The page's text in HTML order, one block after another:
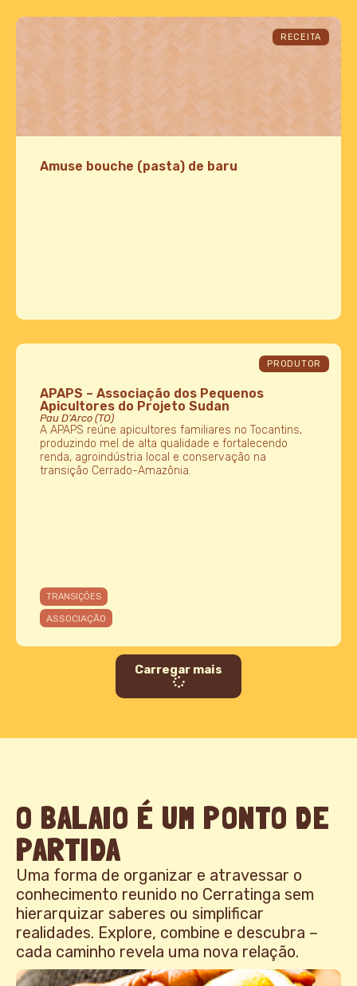
RECEITA
Amuse bouche (pasta) de baru
PRODUTOR
APAPS – Associação dos Pequenos
Apicultores do Projeto Sudan
Pau D’Arco (TO)
A APAPS reúne apicultores familiares no Tocantins,
produzindo mel de alta qualidade e fortalecendo
renda, agroindústria local e conservação na
transição Cerrado-Amazônia.
TRANSIÇÕES
ASSOCIAÇÃO
Carregar mais
O BALAIO É UM PONTO DE
PARTIDA
Uma forma de organizar e atravessar o
conhecimento reunido no Cerratinga sem
hierarquizar saberes ou simplificar
realidades. Explore, combine e descubra –
cada caminho revela uma nova relação.